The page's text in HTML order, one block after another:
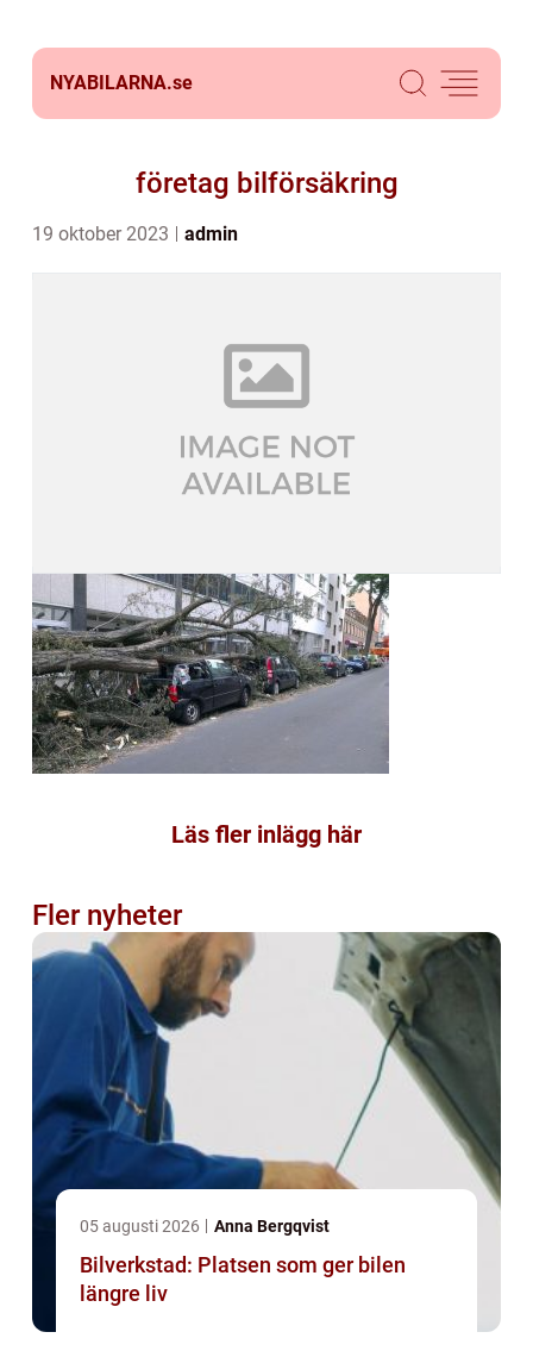
NYABILARNA.se
företag bilförsäkring
19 oktober 2023 admin
Läs fler inlägg här
Fler nyheter
05 augusti 2026 Anna Bergqvist
Bilverkstad: Platsen som ger bilen
längre liv